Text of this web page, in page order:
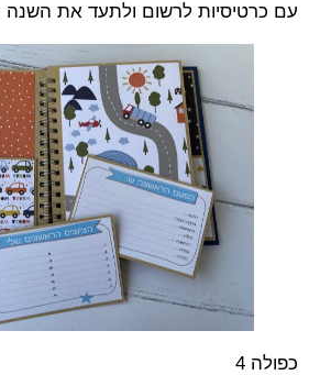
עם כרטיסיות לרשום ולתעד את השנה
כפולה 4